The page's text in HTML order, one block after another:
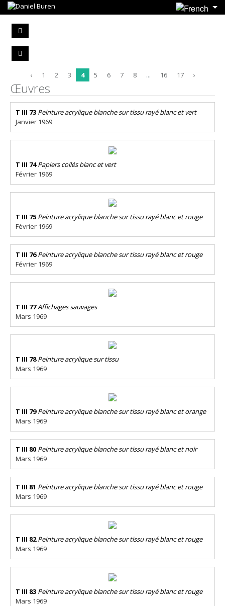
‹ 1 2 3 4 5 6 7 8 ... 16 17 ›
Œuvres
T III 73 Peinture acrylique blanche sur tissu rayé blanc et vert
Janvier 1969
T III 74 Papiers collés blanc et vert
Février 1969
T III 75 Peinture acrylique blanche sur tissu rayé blanc et rouge
Février 1969
T III 76 Peinture acrylique blanche sur tissu rayé blanc et rouge
Février 1969
T III 77Affichages sauvages
Mars 1969
T III 78 Peinture acrylique sur tissu
Mars 1969
T III 79 Peinture acrylique blanche sur tissu rayé blanc et orange
Mars 1969
T III 80 Peinture acrylique blanche sur tissu rayé blanc et noir
Mars 1969
T III 81 Peinture acrylique blanche sur tissu rayé blanc et rouge
Mars 1969
T III 82 Peinture acrylique blanche sur tissu rayé blanc et rouge
Mars 1969
T III 83 Peinture acrylique blanche sur tissu rayé blanc et rouge
Mars 1969